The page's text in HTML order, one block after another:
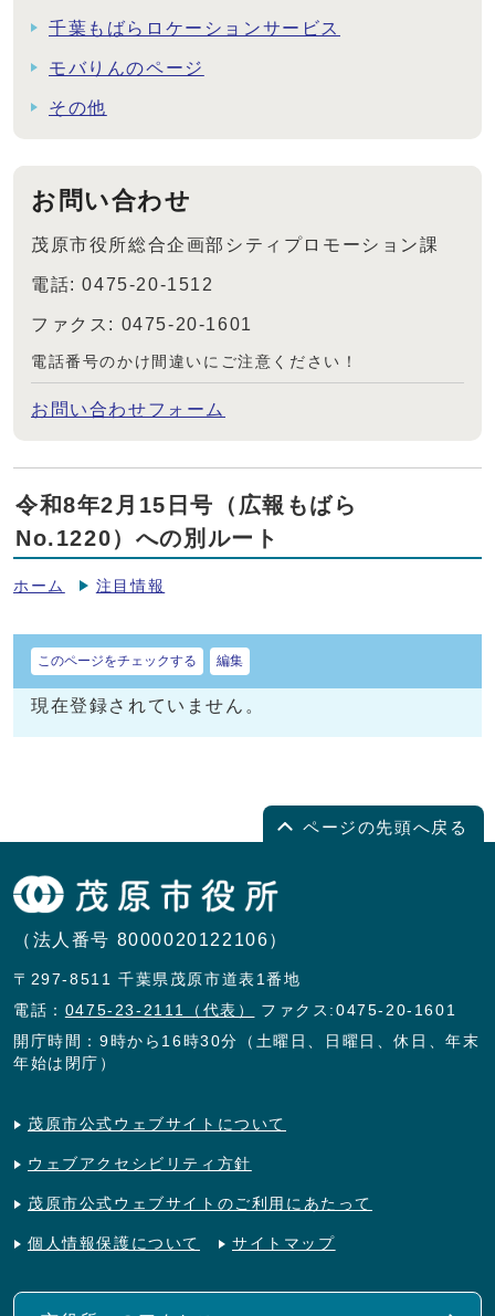
千葉もばらロケーションサービス
モバりんのページ
その他
お問い合わせ
茂原市役所総合企画部シティプロモーション課
電話: 0475-20-1512
ファクス: 0475-20-1601
電話番号のかけ間違いにご注意ください！
お問い合わせフォーム
令和8年2月15日号（広報もばら
No.1220）への別ルート
ホーム 注目情報
このページをチェックする 編集
現在登録されていません。
ページの先頭へ戻る
（法人番号 8000020122106）
〒297-8511 千葉県茂原市道表1番地
電話： 0475-23-2111（代表）
ファクス:0475-20-1601
開庁時間：9時から16時30分（土曜日、日曜日、休日、年末
年始は閉庁）
茂原市公式ウェブサイトについて
ウェブアクセシビリティ方針
茂原市公式ウェブサイトのご利用にあたって
個人情報保護について サイトマップ